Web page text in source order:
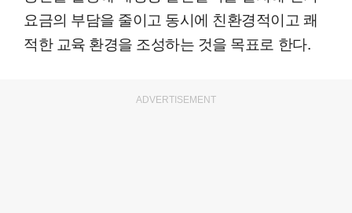
요금의 부담을 줄이고 동시에 친환경적이고 쾌
적한 교육 환경을 조성하는 것을 목표로 한다.
ADVERTISEMENT